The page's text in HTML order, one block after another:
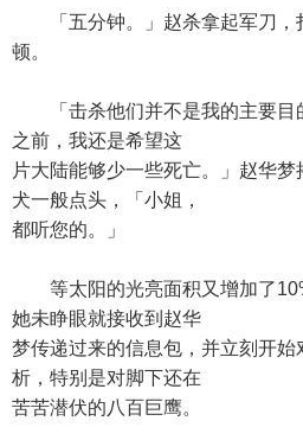
「五分钟。」赵杀拿起军刀，
顿。
「击杀他们并不是我的主要目
之前，我还是希望这
片大陆能够少一些死亡。」赵华
犬一般点头，「小姐，
都听您的。」
等太阳的光亮面积又增加了
她未睁眼就接收到赵华
梦传递过来的信息包，并立刻开
析，特别是对脚下还在
苦苦潜伏的八百巨鹰。